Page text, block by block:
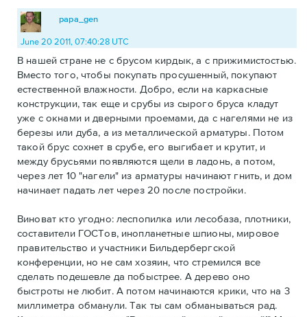
papa_gen
June 20 2011, 07:40:28 UTC
В нашей стране не с брусом кирдык, а с прижимистостью.
Вместо того, чтобы покупать просушенный, покупают
естественной влажности. Добро, если на каркасные
конструкции, так еще и срубы из сырого бруса кладут
уже с окнами и дверными проемами, да с нагелями не из
березы или дуба, а из металлической арматуры. Потом
такой брус сохнет в срубе, его выгибает и крутит, и
между брусьями появляются щели в ладонь, а потом,
через лет 10 "нагели" из арматуры начинают гнить, и дом
начинает падать лет через 20 после постройки.
Виноват кто угодно: леспопилка или лесобаза, плотники,
составители ГОСТов, инопланетные шпионы, мировое
правительство и участники Бильдербергской
конференции, но не сам хозяин, что стремился все
сделать подешевле да побыстрее. А дерево оно
быстроты не любит. А потом начинаются крики, что на 3
миллиметра обманули. Так ты сам обманываться рад.